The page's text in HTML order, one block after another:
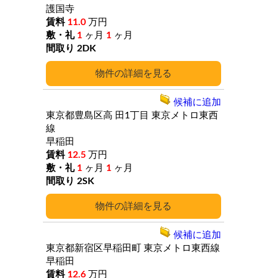
詳細
護国寺
11.0 万円
1 ヶ月 1 ヶ月
2DK
詳細
東京都豊島区高 田1丁目 東京メトロ東西
線
早稲田
12.5 万円
1 ヶ月 1 ヶ月
2SK
候補に追加
東京都新宿区早稲田町 東京メトロ東西線
早稲田
12.6 万円
候補に追加